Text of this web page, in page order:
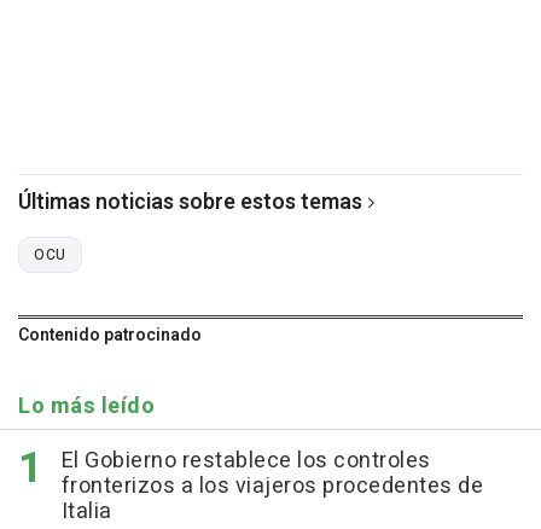
Últimas noticias sobre estos temas
OCU
Contenido patrocinado
Lo más leído
El Gobierno restablece los controles
fronterizos a los viajeros procedentes de
Italia